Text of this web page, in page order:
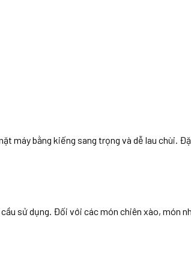
máy bằng kiếng sang trọng và dễ lau chùi.
sử dụng. Đối với các món chiên xào, món